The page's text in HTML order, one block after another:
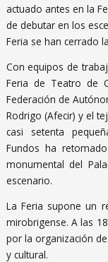
actuado antes en la
de debutar en los
Feria se han cerrado
Con equipos de
Feria de Teatro de
Federación de
Rodrigo (Afecir) y el
casi setenta
Fundos ha
monumental del
escenario.
La Feria supone un
mirobrigense. A las
por la organización
y cultural.